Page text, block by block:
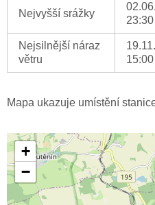
Nejvyšší srážky
23:30
Nejsilnější náraz
větru
15:00
Mapa ukazuje umístění
+
−